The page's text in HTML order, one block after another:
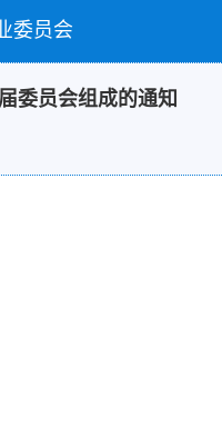
委员会
委员会组成的通知